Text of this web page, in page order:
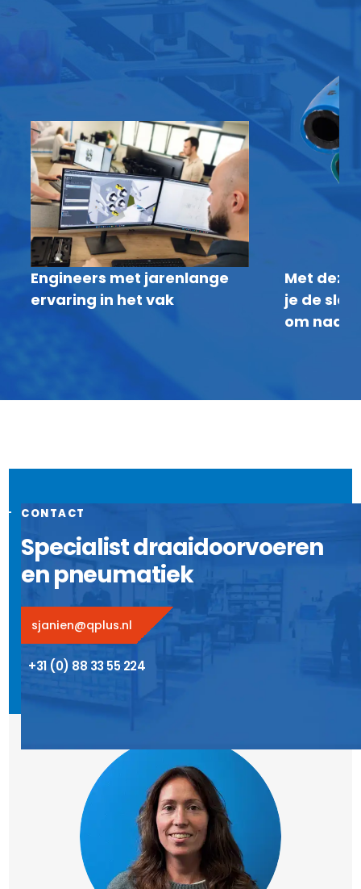
Engineers met jarenlange
ervaring in het vak
Met
je de
om naar
CONTACT
Specialist draaidoorvoeren
en pneumatiek
sjanien@qplus.nl
+31 (0) 88 33 55 224